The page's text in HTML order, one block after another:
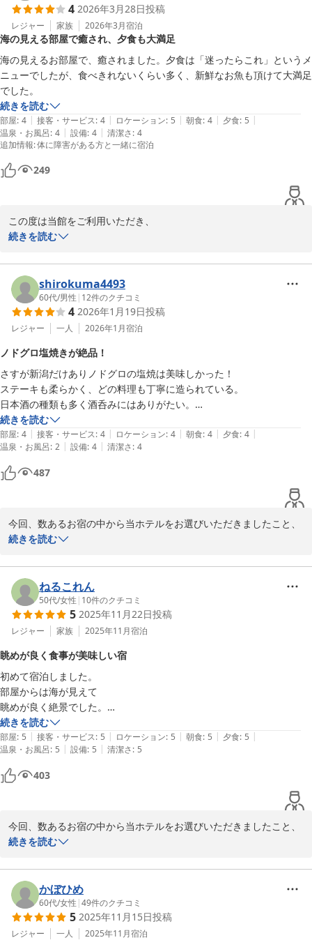
させていただきます。
今度は、また違う季節にお越しいただき日本海の違う表情をご覧い
ただけたら幸いです。
またのご来館を従業員一同心よりお持ち申し上げております。
上下浜温泉 柿崎マリンホテルハマナス
2026-03-31
4 2026年3月28日投稿
レジャー 家族 2026年3月宿泊
海の見える部屋で癒され、夕食も大満足
海の見えるお部屋で、癒されました。夕食は「迷ったらこれ」というメ
ニューでしたが、食べきれないくらい多く、新鮮なお魚も頂けて大満足
でした。
続きを読む
部屋: 4 | 接客・サービス: 4 | ロケーション: 5 | 朝食: 4 | 夕食: 5 |
温泉・お風呂: 4 | 設備: 4 | 清潔さ: 4
追加情報:体に障害がある方と一緒に宿泊
249
この度は当館をご利用いただき、
ありがとうございました。
やっと春らしい海が見られる天候となりました。
眺めや、料理を楽しんでいただけたようで
当館としても、うれしい限りです。
料理も海も季節で変わりますので、
上下浜温泉 柿崎マリンホテルハマナス
2026-03-29
続きを読む
shirokuma4493
60代/男性 | 12件のクチコミ
4 2026年1月19日投稿
レジャー 一人 2026年1月宿泊
ノドグロ塩焼きが絶品！
さすが新潟だけありノドグロの塩焼は美味しかった！
ステーキも柔らかく、どの料理も丁寧に造られている。
日本酒の種類も多く酒呑みにはありがたい。
ホテルの部屋からは日本海が目前に迫り、天気が悪い時でも大荒れの日
本海の迫力を楽しめる。
風呂だけは小さく残念だが、温泉は他で楽しみ、このホテルは食事を楽
しむ場所だと割り切っている。
続きを読む
部屋: 4 | 接客・サービス: 4 | ロケーション: 4 | 朝食: 4 | 夕食: 4 |
温泉・お風呂: 2 | 設備: 4 | 清潔さ: 4
487
今回、数あるお宿の中から当ホテルをお選びいただきましたこと、
御礼申し上げます。
ロケーションやお食事にお褒めのお言葉をいただきまして、ありが
とうございます。
お言葉は、料理長はじめスタッフ皆にも申し伝えて、これからのお
もてなしへの糧とさせていただきます。
お風呂につきましては、ご満足いただけず申し訳ございません。
またのご来館をスタッフ一同お待ち申し上げております。
上下浜温泉 柿崎マリンホテルハマナス
2026-01-19
続きを読む
ねるこれん
50代/女性 | 10件のクチコミ
5 2025年11月22日投稿
レジャー 家族 2025年11月宿泊
眺めが良く食事が美味しい宿
初めて宿泊しました。
部屋からは海が見えて
眺めが良く絶景でした。
夕飯も朝食もどれを食べても
ほんとに美味しくて大満足でした！
ぜひまた行きたいと思う
素晴らしい宿でした！！
続きを読む
部屋: 5 | 接客・サービス: 5 | ロケーション: 5 | 朝食: 5 | 夕食: 5 |
温泉・お風呂: 5 | 設備: 5 | 清潔さ: 5
403
今回、数あるお宿の中から当ホテルをお選びいただきましたこと、
御礼申し上げます。
て、ありがとうございます。
お言葉は、スタッフ皆にも申し伝えて、これからのおもてなしへの
糧とさせていただきます。
今回は、ご宿泊いただきまして本当にありがとうございました。
またのご来館をスタッフ一同お待ち申し上げております。
続きを読む
かぼひめ
60代/女性 |49件のクチコミ
5 2025年11月15日投稿
レジャー 一人 2025年11月宿泊